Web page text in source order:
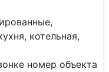
котельная,
номер объекта